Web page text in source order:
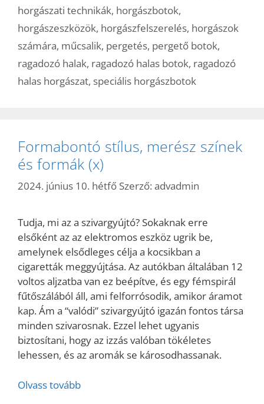
horgászati technikák, horgászbotok,
horgászeszközök, horgászfelszerelés, horgászok
számára, műcsalik, pergetés, pergető botok,
ragadozó halak, ragadozó halas botok, ragadozó
halas horgászat, speciális horgászbotok
Formabontó stílus, merész színek
és formák (x)
2024. június 10. hétfő Szerző: advadmin
Tudja, mi az a szivargyújtó? Sokaknak erre
elsőként az az elektromos eszköz ugrik be,
amelynek elsődleges célja a kocsikban a
cigaretták meggyújtása. Az autókban általában 12
voltos aljzatba van ez beépítve, és egy fémspirál
fűtőszálából áll, ami felforrósodik, amikor áramot
kap. Ám a “valódi” szivargyújtó igazán fontos társa
minden szivarosnak. Ezzel lehet ugyanis
biztosítani, hogy az izzás valóban tökéletes
lehessen, és az aromák se károsodhassanak.
Olvass tovább